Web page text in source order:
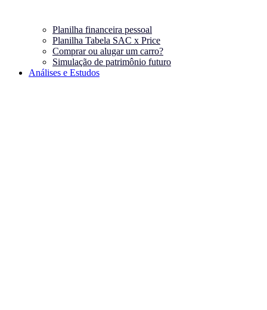
Planilha financeira pessoal
Planilha Tabela SAC x Price
Comprar ou alugar um carro?
Simulação de patrimônio futuro
Análises e Estudos